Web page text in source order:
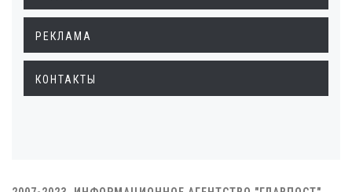
РЕКЛАМА
КОНТАКТЫ